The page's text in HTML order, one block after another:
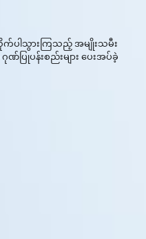
လိုက်ပါသွားကြသည့် အမျိုးသမီး
ပြုပန်းစည်းများ ပေးအပ်ခဲ့